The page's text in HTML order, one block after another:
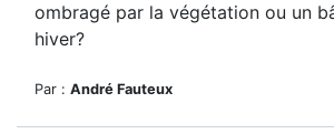
ombragé par la végétation ou un
hiver?
Par : André Fauteux